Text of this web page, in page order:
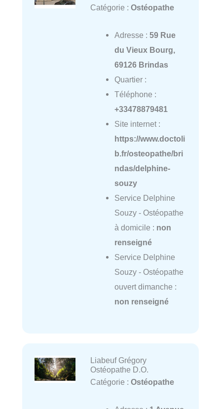
Catégorie : Ostéopathe
Adresse : 59 Rue
du Vieux Bourg,
69126 Brindas
Quartier :
Téléphone :
+33478879481
Site internet :
https://www.doctoli
b.fr/osteopathe/bri
ndas/delphine-
souzy
Service Delphine
Souzy - Ostéopathe
à domicile : non
renseigné
Service Delphine
Souzy - Ostéopathe
ouvert dimanche :
non renseigné
Liabeuf Grégory
Ostéopathe D.O.
Catégorie : Ostéopathe